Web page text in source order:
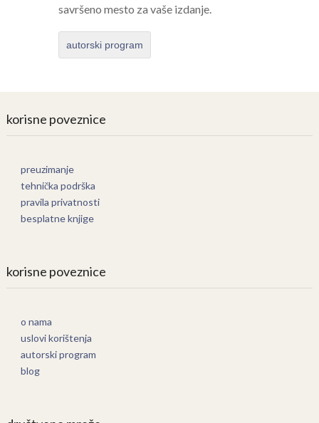
savršeno mesto za vaše izdanje.
autorski program
korisne poveznice
preuzimanje
tehnička podrška
pravila privatnosti
besplatne knjige
korisne poveznice
o nama
uslovi korištenja
autorski program
blog